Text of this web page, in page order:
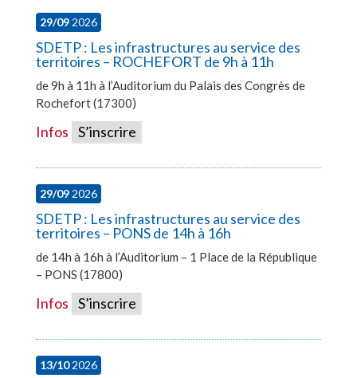
29/092026
SDETP : Les infrastructures au service des
territoires – ROCHEFORT de 9h à 11h
de 9h à 11h à l’Auditorium du Palais des Congrès de
Rochefort (17300)
Infos S’inscrire
29/092026
SDETP : Les infrastructures au service des
territoires – PONS de 14h à 16h
de 14h à 16h à l’Auditorium – 1 Place de la République
– PONS (17800)
Infos S’inscrire
13/102026